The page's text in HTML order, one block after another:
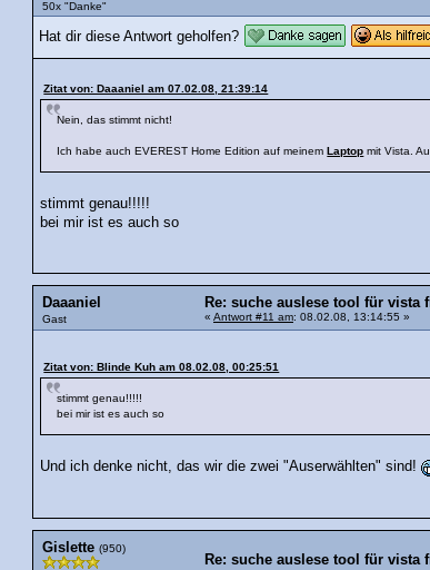
50x "Danke"
Hat dir diese Antwort geholfen?
Zitat von: Daaaniel am 07.02.08, 21:39:14
Nein, das stimmt nicht!
Ich habe auch EVEREST Home Edition auf meinemLaptop mit Vista.
stimmt genau!!!!!
bei mir ist es auch so
Daaaniel
Gast
Re: suche auslese tool für vista
« Antwort #11 am: 08.02.08, 13:14:55 »
Zitat von: Blinde Kuh am 08.02.08, 00:25:51
stimmt genau!!!!!
bei mir ist es auch so
Und ich denke nicht, das wir die zwei "Auserwählten" sind!
Gislette (950)
Re: suche auslese tool für vista